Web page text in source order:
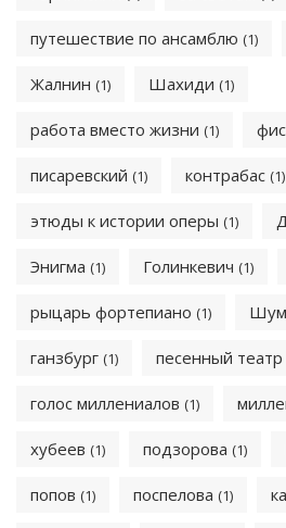
путешествие по ансамблю (1)
Жалнин (1) Шахиди (1)
работа вместо жизни (1)
писаревский (1) контрабас (1)
этюды к истории оперы (1)
Энигма (1) Голинкевич (1)
рыцарь фортепиано (1)
ганзбург (1) песенный театр
голос миллениалов (1)
хубеев (1) подзорова (1)
попов (1) поспелова (1)